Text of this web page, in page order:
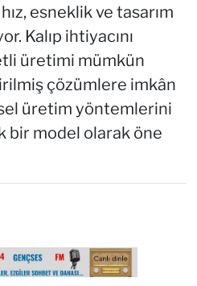
esneklik ve tasarım
Kalıp ihtiyacını
üretimi mümkün
çözümlere imkân
üretim yöntemlerini
bir model olarak öne